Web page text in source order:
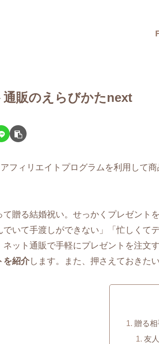
販のえらびかたnext
フィリエイトプログラムを利用して商
贈る結婚祝い。せっかくプレゼント
でいて手渡しができない」「忙しく
ット通販で手軽にプレゼントを注文
を紹介します。また、押さえておきた
贈る
友